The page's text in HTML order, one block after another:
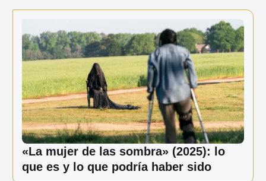
contenido
«La mujer de las sombra» (2025): lo
que es y lo que podría haber sido